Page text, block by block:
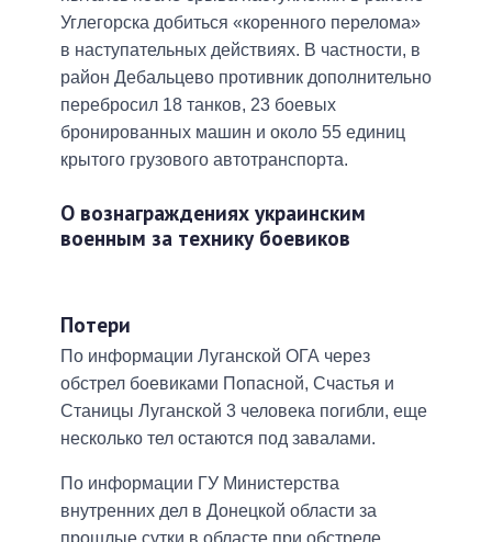
Углегорска добиться «коренного перелома»
в наступательных действиях. В частности, в
район Дебальцево противник дополнительно
перебросил 18 танков, 23 боевых
бронированных машин и около 55 единиц
крытого грузового автотранспорта.
О вознаграждениях украинским
военным за технику боевиков
Потери
По информации Луганской ОГА через
обстрел боевиками Попасной, Счастья и
Станицы Луганской 3 человека погибли, еще
несколько тел остаются под завалами.
По информации ГУ Министерства
внутренних дел в Донецкой области за
прошлые сутки в областе при обстреле